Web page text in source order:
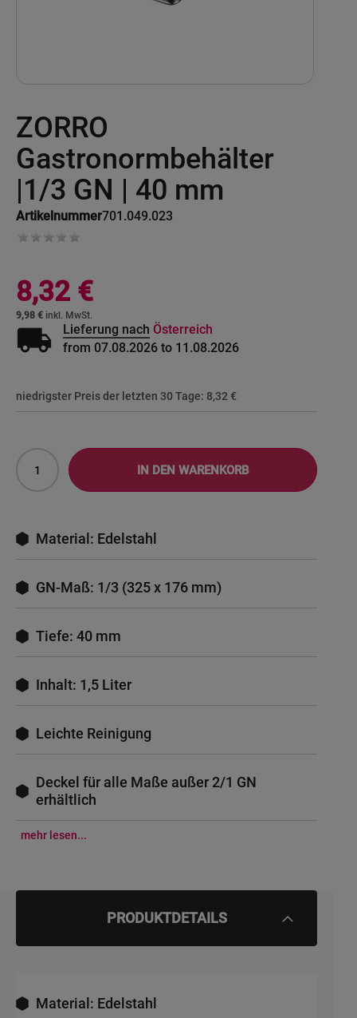
ZORRO
Gastronormbehälter
|1/3 GN | 40 mm
Artikelnummer701.049.023
to
the
beginning
of
images
gallery
9,98 €
8,32 €
local_shipping Lieferung nach Österreich
from 07.08.2026 to 11.08.2026
niedrigster Preis der letzten 30 Tage: 8,32 €
IN DEN WARENKORB
Material: Edelstahl
GN-Maß: 1/3 (325 x 176 mm)
Tiefe: 40 mm
Inhalt: 1,5 Liter
Leichte Reinigung
Deckel für alle Maße außer 2/1 GN
erhältlich
mehr lesen...
PRODUKTDETAILS
Material: Edelstahl